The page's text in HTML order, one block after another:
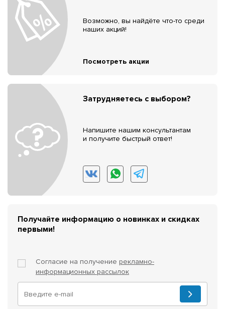
Возможно, вы найдёте что-то среди
наших акций!
Посмотреть акции
Затрудняетесь с выбором?
Напишите нашим консультантам
и получите быстрый ответ!
Получайте информацию о новинках и скидках
первыми!
Согласие на получение рекламно-
информационных рассылок